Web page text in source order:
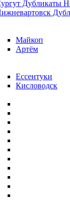
Дубликаты
Майкоп
Артём
Ессентуки
Кисловодск